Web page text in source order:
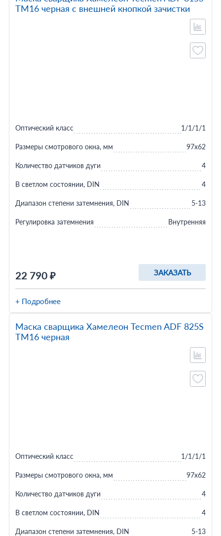
TM16 черная с внешней кнопкой зачистки
22 790 ₽ ЗАКАЗАТЬ
Оптический класс 1/1/1/1
Размеры смотрового окна, мм 97x62
Количество датчиков дуги 4
В светлом состоянии, DIN 4
Диапазон степени затемнения, DIN 5-13
Регулировка затемнения Внутренняя
+ Подробнее
Маска сварщика Хамелеон Tecmen ADF 825S
TM16 черная
Оптический класс 1/1/1/1
Размеры смотрового окна, мм 97x62
Количество датчиков дуги 4
В светлом состоянии, DIN 4
Диапазон степени затемнения, DIN 5-13